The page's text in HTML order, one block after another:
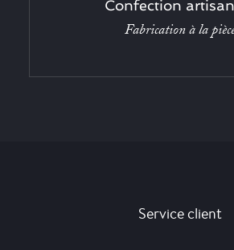
Confection
Fabrication à la
Service client